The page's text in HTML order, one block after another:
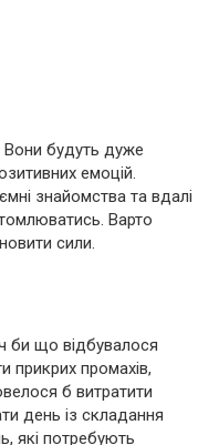
Вони будуть дуже
емоцій.
знайомства та вдалі
Варто
сили.
би що відбувалося
прикрих промахів,
б витратити
день із складання
які потребують